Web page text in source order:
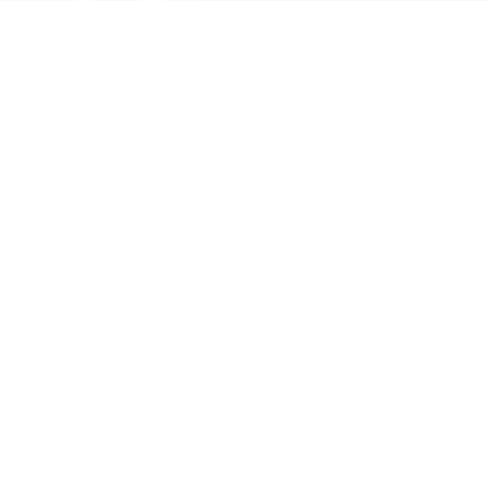
Guadeloupe et en Martinique : Une musique
!
d’un hybride musical par une férue du genre…